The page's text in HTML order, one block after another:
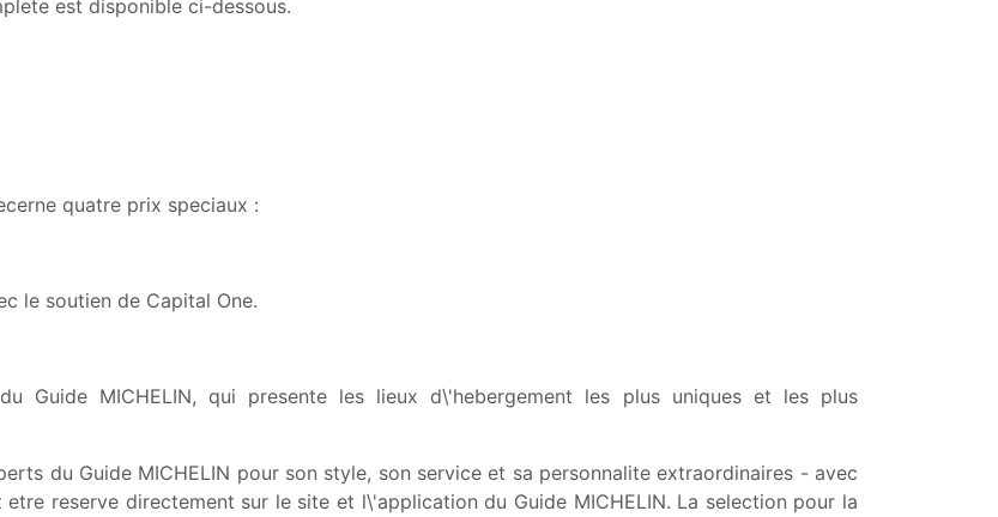
est disponible ci-dessous.
quatre prix speciaux :
le soutien de Capital One.
Guide MICHELIN, qui presente les lieux d\'hebergement les plus uniques et les plus
du Guide MICHELIN pour son style, son service et sa personnalite extraordinaires - avec
reserve directement sur le site et l\'application du Guide MICHELIN. La selection pour la